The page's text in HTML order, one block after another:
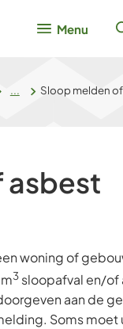
Menu
... Sloop melden
asbest
woning of
3 sloopafval en/of
aan de
Soms moet